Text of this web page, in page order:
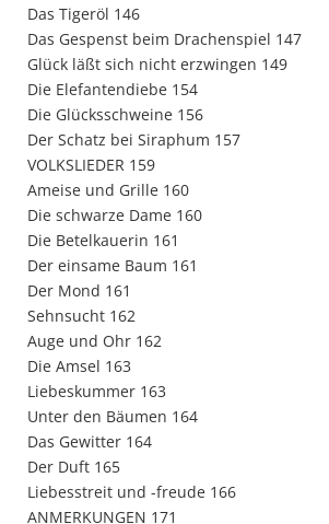
Das Tigeröl 146
Das Gespenst beim Drachenspiel 147
Glück läßt sich nicht erzwingen 149
Die Elefantendiebe 154
Die Glücksschweine 156
Der Schatz bei Siraphum 157
VOLKSLIEDER 159
Ameise und Grille 160
Die schwarze Dame 160
Die Betelkauerin 161
Der einsame Baum 161
Der Mond 161
Sehnsucht 162
Auge und Ohr 162
Die Amsel 163
Liebeskummer 163
Unter den Bäumen 164
Das Gewitter 164
Der Duft 165
Liebesstreit und -freude 166
ANMERKUNGEN 171